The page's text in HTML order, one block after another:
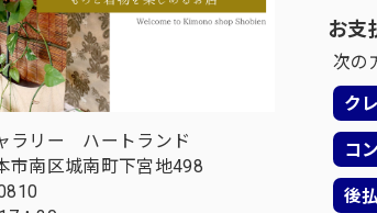
ラリー ハートランド
市南区城南町下宮地498
お支
次の
ク
コ
後